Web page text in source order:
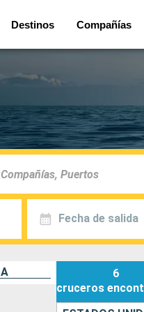
Destinos Compañías
Fecha de salida
6
cruceros